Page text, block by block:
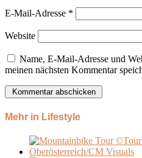
E-Mail-Adresse *
Website
Name, E-Mail-Adresse und
meinen nächsten Kommentar
Mehr in Lifestyle